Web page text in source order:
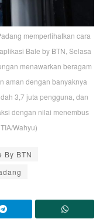
memperlihatkan cara
Bale by BTN, Selasa
menawarkan beragam
aman dengan banyaknya
3,7 juta pengguna, dan
dengan nilai menembus
Wahyu)
By BTN